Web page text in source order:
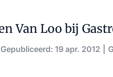
Van Loo bij
Gepubliceerd: 19 apr. 2012